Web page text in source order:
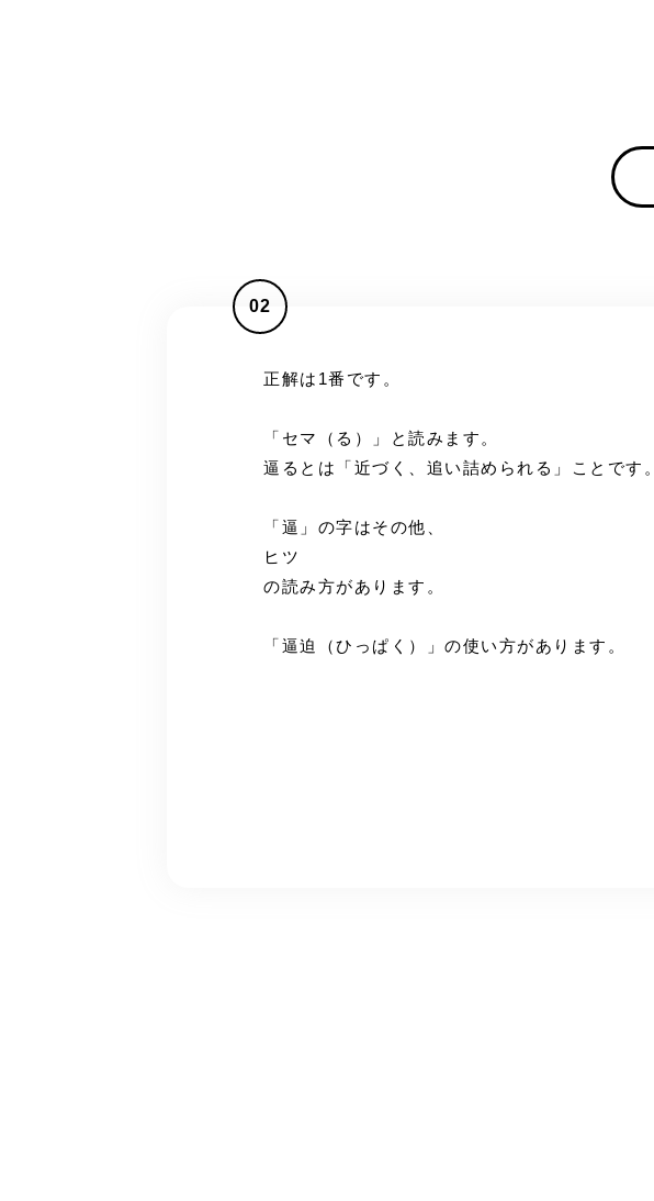
02
正解は1番です。
「セマ（る）」と読みます。
逼るとは「近づく、追い詰められる」ことです。
「逼」の字はその他、
ヒツ
の読み方があります。
「逼迫（ひっぱく）」の使い方があります。